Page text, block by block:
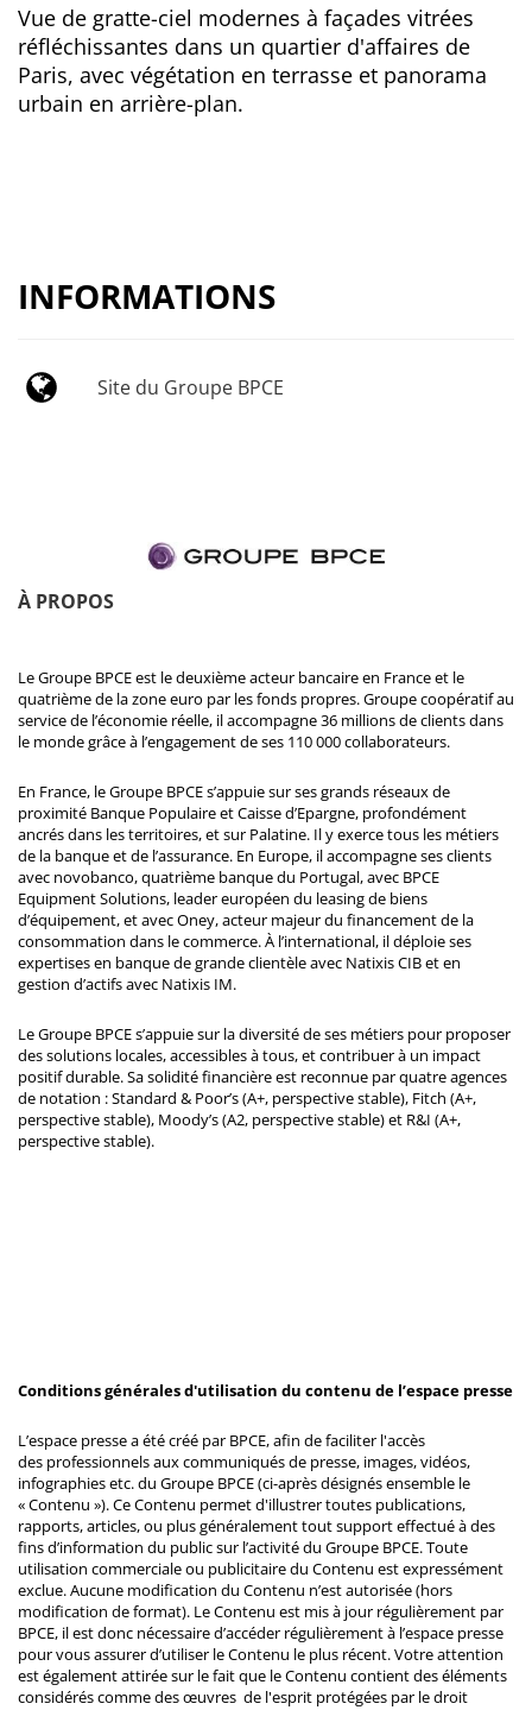
Vue de gratte-ciel modernes à façades vitrées
réfléchissantes dans un quartier d'affaires de
Paris, avec végétation en terrasse et panorama
urbain en arrière-plan.
INFORMATIONS
Site du Groupe BPCE
À PROPOS
Le Groupe BPCE est le deuxième acteur bancaire en France et le
quatrième de la zone euro par les fonds propres. Groupe coopératif au
service de l’économie réelle, il accompagne 36 millions de clients dans
le monde grâce à l’engagement de ses 110 000 collaborateurs.
En France, le Groupe BPCE s’appuie sur ses grands réseaux de
proximité Banque Populaire et Caisse d’Epargne, profondément
ancrés dans les territoires, et sur Palatine. Il y exerce tous les métiers
de la banque et de l’assurance. En Europe, il accompagne ses clients
avec novobanco, quatrième banque du Portugal, avec BPCE
Equipment Solutions, leader européen du leasing de biens
d’équipement, et avec Oney, acteur majeur du financement de la
consommation dans le commerce. À l’international, il déploie ses
expertises en banque de grande clientèle avec Natixis CIB et en
gestion d’actifs avec Natixis IM.
Le Groupe BPCE s’appuie sur la diversité de ses métiers pour proposer
des solutions locales, accessibles à tous, et contribuer à un impact
positif durable. Sa solidité financière est reconnue par quatre agences
de notation : Standard & Poor’s (A+, perspective stable), Fitch (A+,
perspective stable), Moody’s (A2, perspective stable) et R&I (A+,
perspective stable).
Conditions générales d'utilisation du contenu de l’espace presse
L’espace presse a été créé par BPCE, afin de faciliter l'accès
des professionnels aux communiqués de presse, images, vidéos,
infographies etc. du Groupe BPCE (ci-après désignés ensemble le
« Contenu »). Ce Contenu permet d'illustrer toutes publications,
rapports, articles, ou plus généralement tout support effectué à des
fins d’information du public sur l’activité du Groupe BPCE. Toute
utilisation commerciale ou publicitaire du Contenu est expressément
exclue. Aucune modification du Contenu n’est autorisée (hors
modification de format). Le Contenu est mis à jour régulièrement par
BPCE, il est donc nécessaire d’accéder régulièrement à l’espace presse
pour vous assurer d’utiliser le Contenu le plus récent. Votre attention
est également attirée sur le fait que le Contenu contient des éléments
considérés comme des œuvres de l'esprit protégées par le droit